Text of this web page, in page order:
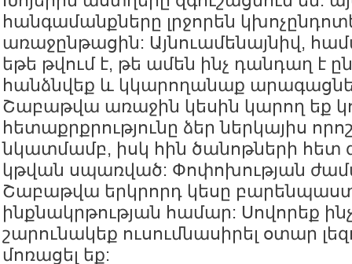
հանգամանքները լրջորեն
առաջընթացին: Այնուամենայնիվ,
եթե թվում է, թե ամեն ինչ դանդաղ է
հանձնվեք և կկարողանաք
Շաբաթվա առաջին կեսին կարող եք
հետաքրքրությունը ձեր ներկայիս
նկատմամբ, իսկ հին ծանոթների հետ
կթվան սպառված: Փոփոխության
Շաբաթվա երկրորդ կեսը
ինքնակրթության համար: Սովորեք
շարունակեք ուսումնասիրել օտար
մոռացել եք: